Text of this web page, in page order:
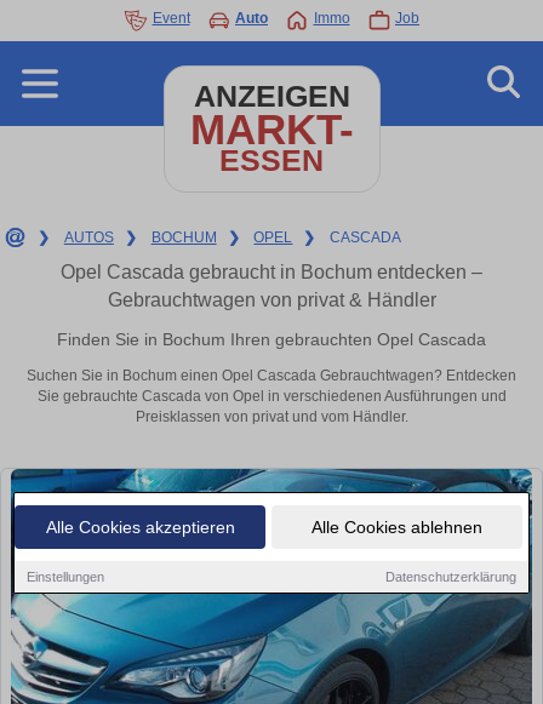
Alle Cookies akzeptieren Alle Cookies ablehnen
Einstellungen Datenschutzerklärung
Event Auto Immo Job
ANZEIGEN
MARKT-
ESSEN
❯ AUTOS ❯ BOCHUM ❯ OPEL ❯ CASCADA
Opel Cascada gebraucht in Bochum entdecken –
Gebrauchtwagen von privat & Händler
Finden Sie in Bochum Ihren gebrauchten Opel Cascada
Suchen Sie in Bochum einen Opel Cascada Gebrauchtwagen? Entdecken
Sie gebrauchte Cascada von Opel in verschiedenen Ausführungen und
Preisklassen von privat und vom Händler.